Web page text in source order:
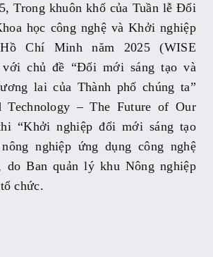
Trong khuôn khổ của Tuần lễ Đổi
học công nghệ và Khởi nghiệp
Chí Minh năm 2025 (WISE
với chủ đề “Đổi mới sáng tạo và
lai của Thành phố chúng ta”
Technology – The Future of Our
“Khởi nghiệp đổi mới sáng tạo
nghiệp ứng dụng công nghệ
do Ban quản lý khu Nông nghiệp
chức.